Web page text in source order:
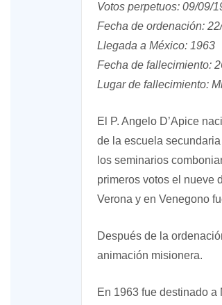
Votos perpetuos: 09/09/
Fecha de ordenación:
Llegada a México: 1963
Fecha de fallecimiento:
Lugar de fallecimiento:
El P. Angelo D’Apice
de la escuela
los seminarios
primeros votos el nueve
Verona y en Venegono
Después de la
animación misionera.
En 1963 fue destinado